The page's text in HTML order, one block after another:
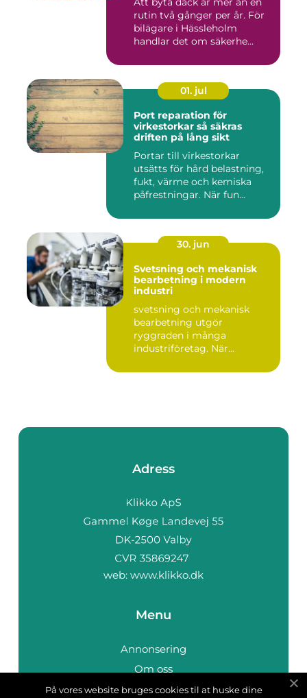
rutin två gånger per år. För
bilägare i Hässleholm
handlar det om säkerhe...
01. jul
Port reparation för
virkestorkar så säkras
driften på lång sikt
Portar till virkestorkar
utsätts för hård belastning,
fukt, värme och kemiska
påfrestningar. När fun...
30. jun
Svetsning och mekanisk
bearbetning i modern
industri
svetsning och mekanisk
bearbetning utgör
ryggraden i många
industriföretag. När
Adress
web: www.klikko.dk
Menu
Annonsering
Om oss
Cookies
På vores website bruges cookies til at huske dine